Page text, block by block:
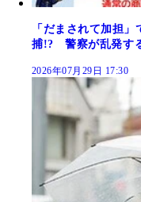
「だまされて加担
捕!? 警察が乱発す
2026年07月29日 17:30